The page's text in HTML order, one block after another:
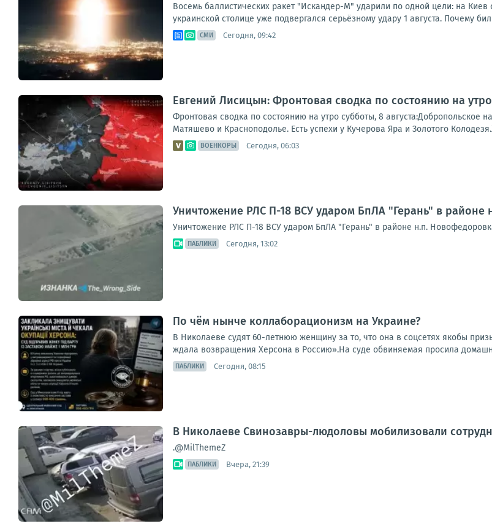
Восемь баллистических ракет "Искандер-М" ударили по одной цели: на
украинской столице уже подвергался серьёзному удару 1 августа. Почему
СМИ Сегодня, 09:42
Евгений Лисицын: Фронтовая сводка по состоянию на утро
Фронтовая сводка по состоянию на утро субботы, 8
Матяшево и Красноподолье. Есть успехи у Кучерова Яра и Золотого
ВОЕНКОРЫ Сегодня, 06:03
Уничтожение РЛС П-18 ВСУ ударом БпЛА "Герань" в
Уничтожение РЛС П-18 ВСУ ударом БпЛА "Герань" в районе н.п.
ПАБЛИКИ Сегодня, 13:02
По чём нынче коллаборационизм на Украине?
В Николаеве судят 60-летнюю женщину за то, что она в соцсетях якобы
ждала возвращения Херсона в Россию».На суде обвиняемая просила
ПАБЛИКИ Сегодня, 08:15
В Николаеве Свинозавры-людоловы мобилизовали
.@MilThemeZ
ПАБЛИКИ Вчера, 21:39